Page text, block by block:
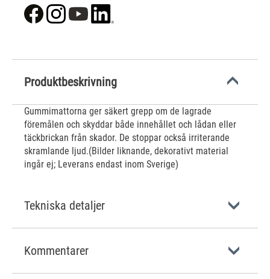
Produktbeskrivning
Gummimattorna ger säkert grepp om de lagrade
föremålen och skyddar både innehållet och lådan eller
täckbrickan från skador. De stoppar också irriterande
skramlande ljud.(Bilder liknande, dekorativt material
ingår ej; Leverans endast inom Sverige)
Tekniska detaljer
Kommentarer